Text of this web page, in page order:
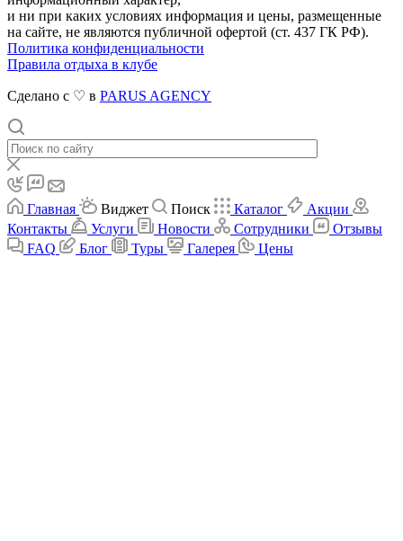
и ни при каких условиях информация и цены, размещенные
на сайте, не являются публичной офертой (ст. 437 ГК РФ).
Политика конфиденциальности
Правила отдыха в клубе
Сделано с ♡ в PARUS AGENCY
Главная Виджет Поиск Каталог
Акции
Контакты
Услуги Новости Сотрудники
Отзывы
FAQ
Блог Туры Галерея Цены